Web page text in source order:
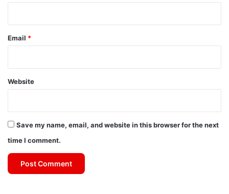
Email *
Website
Save my name, email, and website in this browser for the next
time I comment.